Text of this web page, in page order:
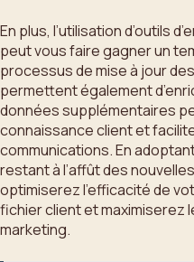
En plus, l’utilisation d’outils
peut vous faire gagner un
processus de mise à jour
permettent également
données supplémentaires
connaissance client et
communications. En
restant à l’affût des
optimiserez l’efficacité de
fichier client et maximiserez
marketing.